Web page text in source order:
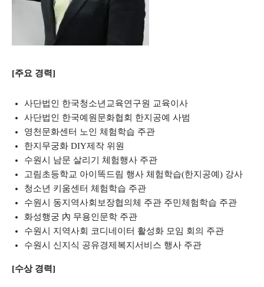
[주요 경력]
사단법인 한국청소년교육연구원 교육이사
사단법인 한국예원문화협회 한지공예 사범
영천문화센터 노인 체험학습 주관
한지무궁화 DIY제작 위원
수원시 남문 살리기 체험행사 주관
고림초등학교 아이똑드림 행사 체험학습(한지공예) 강사
청소년 키움센터 체험학습 주관
수원시 동지역사회보장협의체 주관 주민체험학습 주관
화성행궁 內 무용인문학 주관
수원시 지역사회 코디네이터 활성화 모임 회의 주관
수원시 신지식 공유경제복지서비스 행사 주관
[수상 경력]